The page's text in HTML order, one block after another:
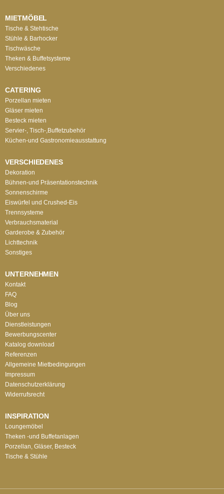
MIETMÖBEL
Tische & Stehtische
Stühle & Barhocker
Tischwäsche
Theken & Buffetsysteme
Verschiedenes
CATERING
Porzellan mieten
Gläser mieten
Besteck mieten
Servier-, Tisch-,Buffetzubehör
Küchen-und Gastronomieausstattung
VERSCHIEDENES
Dekoration
Bühnen-und Präsentationstechnik
Sonnenschirme
Eiswürfel und Crushed-Eis
Trennsysteme
Verbrauchsmaterial
Garderobe & Zubehör
Lichttechnik
Sonstiges
UNTERNEHMEN
Kontakt
FAQ
Blog
Über uns
Dienstleistungen
Bewerbungscenter
Katalog download
Referenzen
Allgemeine Mietbedingungen
Impressum
Datenschutzerklärung
Widerrufsrecht
INSPIRATION
Loungemöbel
Theken -und Buffetanlagen
Porzellan, Gläser, Besteck
Tische & Stühle